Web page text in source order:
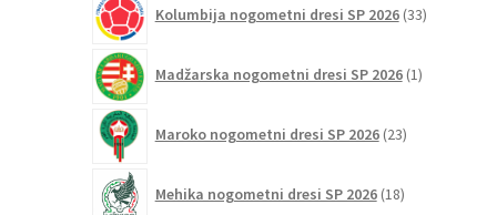
Kolumbija nogometni dresi SP 2026 33izdelkov
Madžarska nogometni dresi SP 2026 1izdelek
Maroko nogometni dresi SP 2026 23izdelkov
Mehika nogometni dresi SP 2026 18izdelkov